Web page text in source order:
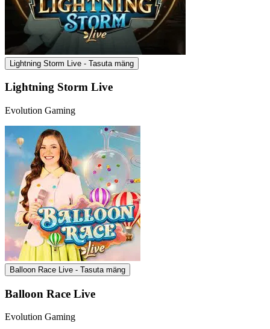
Lightning Storm Live - Tasuta mäng
Lightning Storm Live
Evolution Gaming
Balloon Race Live - Tasuta mäng
Balloon Race Live
Evolution Gaming